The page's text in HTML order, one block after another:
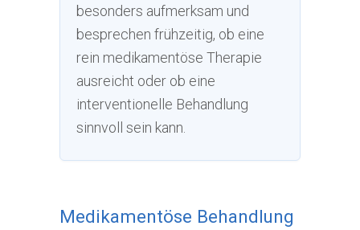
besonders aufmerksam und
besprechen frühzeitig, ob eine
rein medikamentöse Therapie
ausreicht oder ob eine
interventionelle Behandlung
sinnvoll sein kann.
Medikamentöse Behandlung